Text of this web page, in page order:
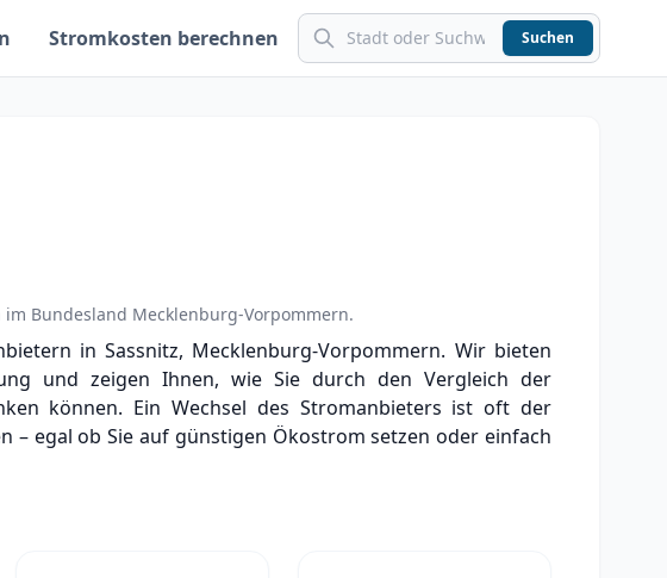
Stromkosten berechnen Suchen
im Bundesland Mecklenburg-Vorpommern.
in Sassnitz, Mecklenburg-Vorpommern. Wir bieten
und zeigen Ihnen, wie Sie durch den Vergleich der
können. Ein Wechsel des Stromanbieters ist oft der
egal ob Sie auf günstigen Ökostrom setzen oder einfach